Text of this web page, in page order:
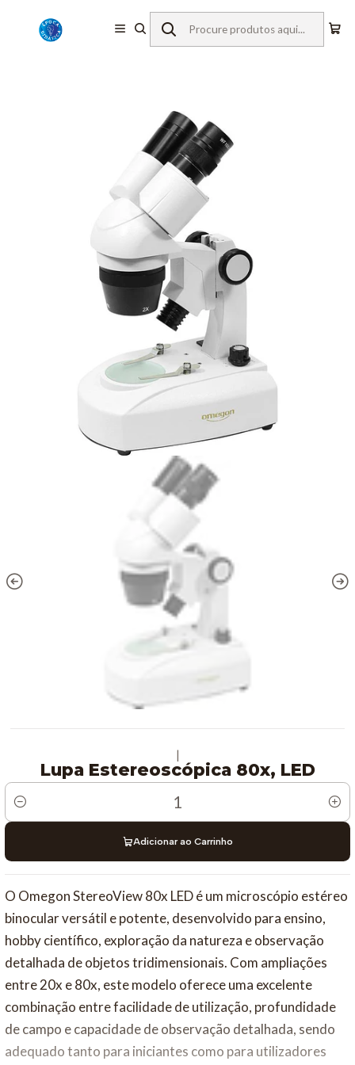
Início Equipamentos de Laboratório
Microscopia
Lupas Estereoscópicas
Omegon Lupa Estereoscópica 80x, LED
|
Lupa Estereoscópica 80x, LED
Quantidade
Adicionar ao Carrinho
O Omegon StereoView 80x LED é um microscópio estéreo
binocular versátil e potente, desenvolvido para ensino,
hobby científico, exploração da natureza e observação
detalhada de objetos tridimensionais. Com ampliações
entre 20x e 80x, este modelo oferece uma excelente
combinação entre facilidade de utilização, profundidade
de campo e capacidade de observação detalhada, sendo
adequado tanto para iniciantes como para utilizadores